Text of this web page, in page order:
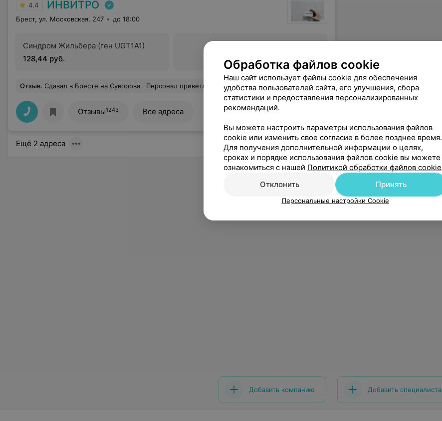
4.4 ИНВИТРО
Брест, ул. Московская, 247 до 18:00
Синдром Жильбера (ген UGT1A1)
128,44 руб.
Отзыв. Сдавал в Бресте на Суворова . Персонал приветливый, оформили быстро, кровь взяли безболезненно. Доволен обслуживанием на 5 из 5. Еще
Отзывы1243 Все адреса
Ещё 2 адреса
Добавить компанию Добавить специалиста
Обработка файлов cookie
Наш сайт использует файлы cookie для обеспечения
удобства пользователей сайта, его улучшения, сбора
статистики и предоставления персонализированных
рекомендаций.
Вы можете настроить параметры использования файлов
cookie или изменить свое согласие в более позднее время.
Для получения дополнительной информации о целях,
сроках и порядке использования файлов cookie вы можете
ознакомиться с нашей Политикой обработки файлов cookie
Отклонить
Принять
Персональные настройки Cookie